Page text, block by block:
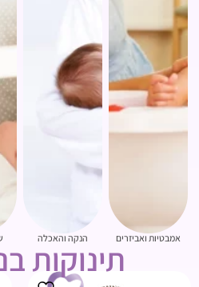
אמבטיות ואביזרים הנקה והאכלה
תינוקות